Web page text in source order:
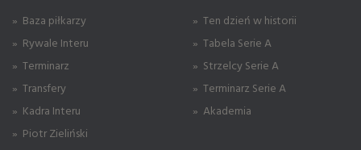
» Baza piłkarzy
» Rywale Interu
» Terminarz
» Transfery
» Kadra Interu
» Piotr Zieliński
» Ten dzień w historii
» Tabela Serie A
» Strzelcy Serie A
» Terminarz Serie A
» Akademia